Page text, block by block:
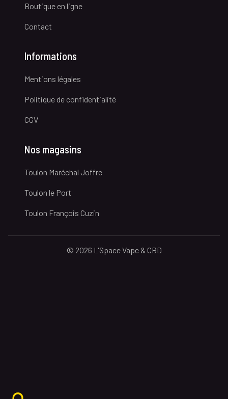
Boutique en ligne
Contact
Informations
Mentions légales
Politique de confidentialité
CGV
Nos magasins
Toulon Maréchal Joffre
Toulon le Port
Toulon François Cuzin
© 2026 L'Space Vape & CBD